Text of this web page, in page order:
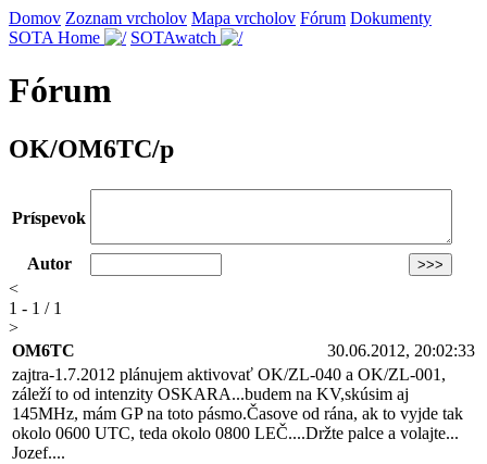
Domov Zoznam vrcholov Mapa vrcholov Fórum Dokumenty
SOTA Home
SOTAwatch
Fórum
OK/OM6TC/p
Príspevok
Autor
<
1 - 1 / 1
>
OM6TC
30.06.2012, 20:02:33
zajtra-1.7.2012 plánujem aktivovať OK/ZL-040 a OK/ZL-001,
záleží to od intenzity OSKARA...budem na KV,skúsim aj
145MHz, mám GP na toto pásmo.Časove od rána, ak to vyjde tak
okolo 0600 UTC, teda okolo 0800 LEČ....Držte palce a volajte...
Jozef....